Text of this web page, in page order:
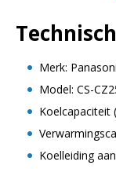
Merk:
Model: CS-
Koelcapaciteit
Koelleiding